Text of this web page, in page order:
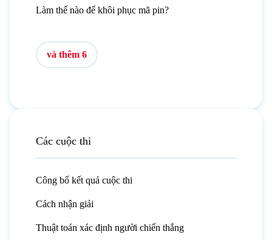
Làm thế nào để khôi phục mã pin?
và thêm 6
Các cuộc thi
Công bố kết quả cuộc thi
Cách nhận giải
Thuật toán xác định người chiến thắng